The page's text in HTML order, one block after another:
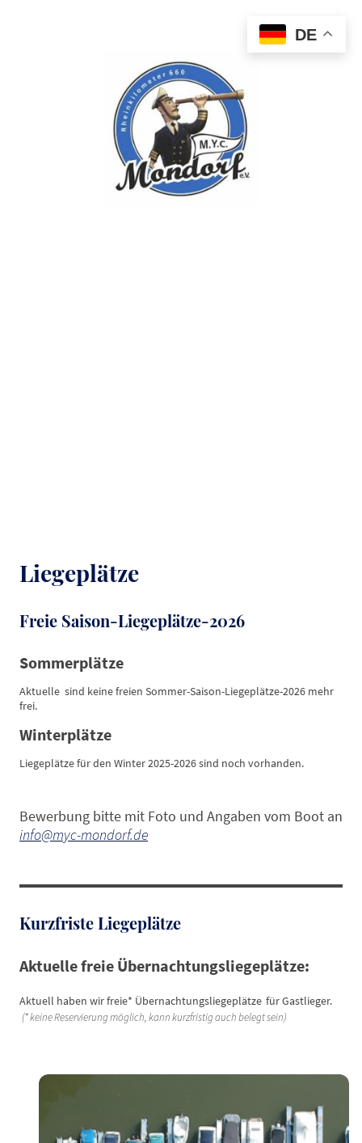
Liegeplätze
Freie Saison-Liegeplätze-2026
Sommerplätze
Aktuelle sind keine freien Sommer-Saison-Liegeplätze-2026 mehr
frei.
Winterplätze
Liegeplätze für den Winter 2025-2026 sind noch vorhanden.
Bewerbung bitte mit Foto und Angaben vom Boot an
info@myc-mondorf.de
Kurzfriste Liegeplätze
Aktuelle freie Übernachtungsliegeplätze:
Aktuell haben wir freie* Übernachtungsliegeplätze für Gastlieger.
(* keine Reservierung möglich, kann kurzfristig auch belegt sein)
DE